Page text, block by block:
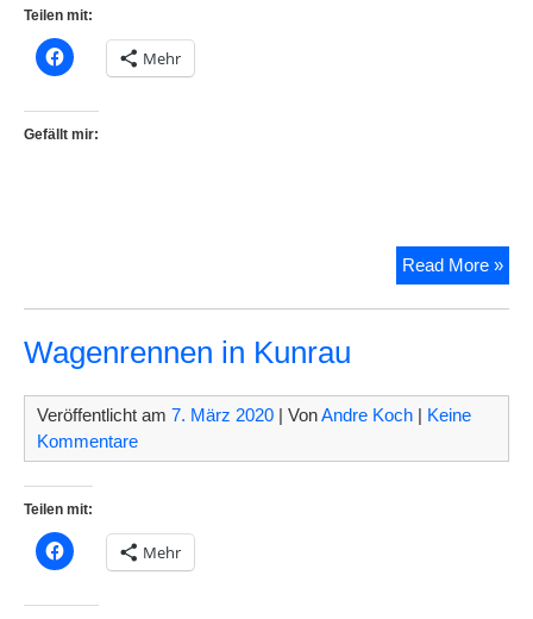
Teilen mit:
Mehr
Gefällt mir:
Read More »
Wagenrennen in Kunrau
Veröffentlicht am 7. März 2020 | VonAndre Koch | Keine
Kommentare
Teilen mit:
Mehr